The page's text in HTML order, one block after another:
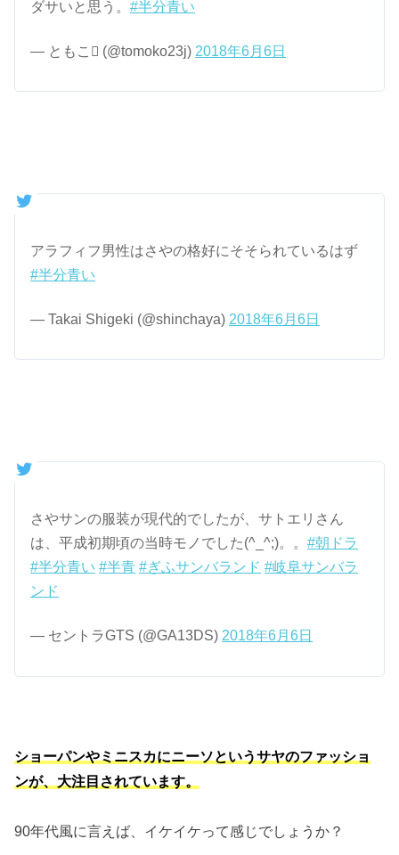
ダサいと思う。#半分青い
— ともこ (@tomoko23j) 2018年6月6日
アラフィフ男性はさやの格好にそそられているはず
#半分青い
— Takai Shigeki (@shinchaya) 2018年6月6日
さやサンの服装が現代的でしたが、サトエリさん
は、平成初期頃の当時モノでした(^_^;)。。#朝ドラ
#半分青い #半青 #ぎふサンバランド #岐阜サンバラ
ンド
— セントラGTS (@GA13DS) 2018年6月6日
ショーパンやミニスカにニーソというサヤのファッショ
ンが、大注目されています。
90年代風に言えば、イケイケって感じでしょうか？